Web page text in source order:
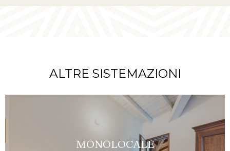
ALTRE SISTEMAZIONI
MONOLOCALE